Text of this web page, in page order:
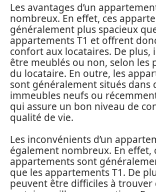
Les avantages d’un
nombreux. En effet, ces
généralement plus spacieux
appartements T1 et offrent
confort aux locataires. De plus,
être meublés ou non, selon les
du locataire. En outre, les
sont généralement situés dans
immeubles neufs ou
qui assure un bon niveau de
qualité de vie.
Les inconvénients d’un
également nombreux. En effet,
appartements sont
que les appartements T1. De
peuvent être difficiles à trouver